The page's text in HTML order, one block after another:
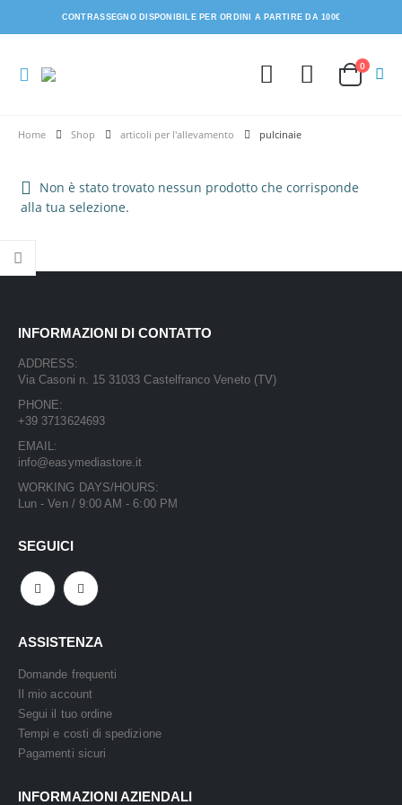
CONTRASSEGNO DISPONIBILE PER ORDINI A PARTIRE DA 100€
0
Shop articoli per l'allevamento pulcinaie
Non è stato trovato nessun prodotto che corrisponde
alla tua selezione.
INFORMAZIONI DI CONTATTO
ADDRESS:
Via Casoni n. 15 31033 Castelfranco Veneto (TV)
PHONE:
+39 3713624693
EMAIL:
info@easymediastore.it
WORKING DAYS/HOURS:
Lun - Ven / 9:00 AM - 6:00 PM
SEGUICI
ASSISTENZA
Domande frequenti
Il mio account
Segui il tuo ordine
Tempi e costi di spedizione
Pagamenti sicuri
INFORMAZIONI AZIENDALI